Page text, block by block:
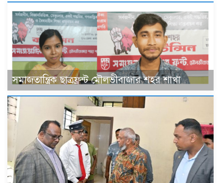
সমাজতান্ত্রিক ছাত্রফ্রন্ট মৌলভীবাজার শহর শাখা